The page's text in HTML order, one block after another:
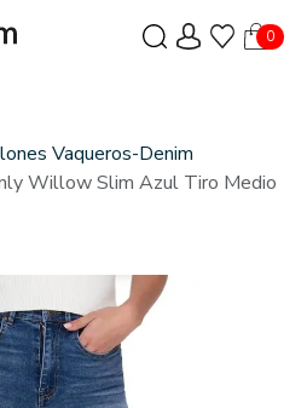
0
Vaqueros-Denim
Willow Slim Azul Tiro Medio